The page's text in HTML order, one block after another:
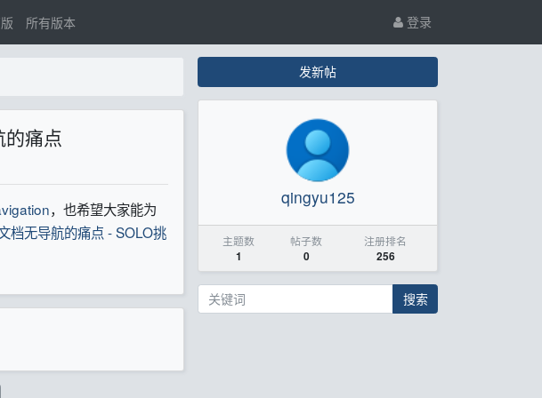
所有版本 登录
痛点
，也希望大家能为
档无导航的痛点 - SOLO挑
发新帖
qingyu125
主题数
1
帖子数
0
注册排名
256
搜索